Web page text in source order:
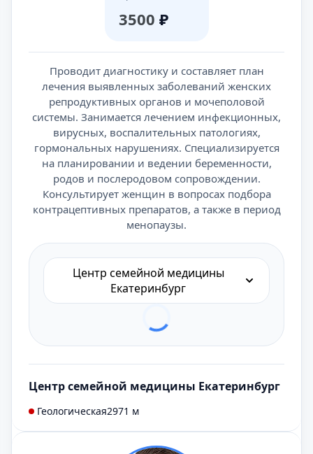
3500 ₽
Проводит диагностику и составляет план
лечения выявленных заболеваний женских
репродуктивных органов и мочеполовой
системы. Занимается лечением инфекционных,
вирусных, воспалительных патологиях,
гормональных нарушениях. Специализируется
на планировании и ведении беременности,
родов и послеродовом сопровождении.
Консультирует женщин в вопросах подбора
контрацептивных препаратов, а также в период
менопаузы.
Центр семейной медицины
Екатеринбург
Центр семейной медицины Екатеринбург
Геологическая2971 м